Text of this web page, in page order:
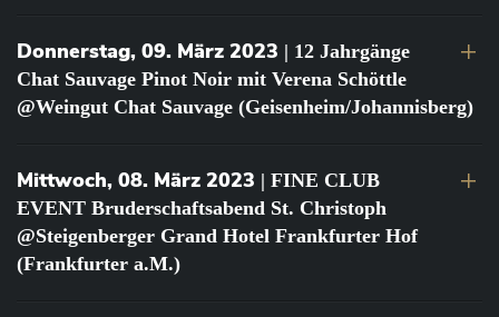
Donnerstag, 09. März 2023 | 12 Jahrgänge
Chat Sauvage Pinot Noir mit Verena Schöttle
@Weingut Chat Sauvage (Geisenheim/Johannisberg)
Mittwoch, 08. März 2023 | FINE CLUB
EVENT Bruderschaftsabend St. Christoph
@Steigenberger Grand Hotel Frankfurter Hof
(Frankfurter a.M.)